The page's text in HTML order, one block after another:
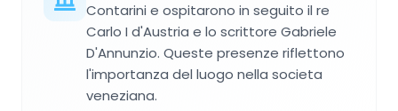
Contarini e ospitarono in seguito il re
Carlo I d'Austria e lo scrittore Gabriele
D'Annunzio. Queste presenze riflettono
l'importanza del luogo nella societa
veneziana.